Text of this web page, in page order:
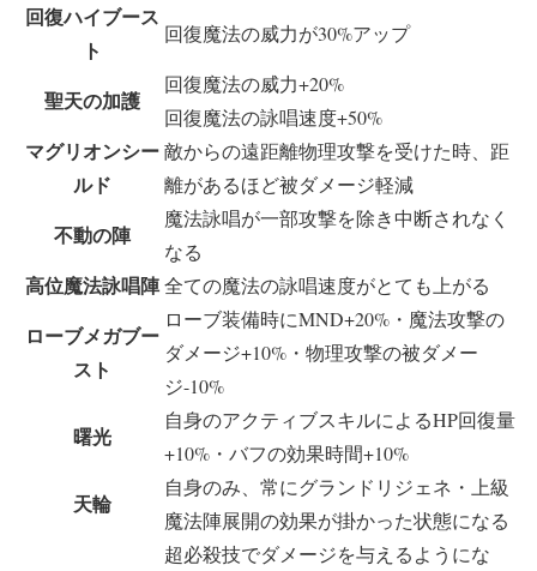
回復ハイブース
ト
回復魔法の威力が30%アップ
聖天の加護
回復魔法の威力+20%
回復魔法の詠唱速度+50%
マグリオンシー
ルド
敵からの遠距離物理攻撃を受けた時、距
離があるほど被ダメージ軽減
不動の陣
魔法詠唱が一部攻撃を除き中断されなく
なる
高位魔法詠唱陣 全ての魔法の詠唱速度がとても上がる
ローブメガブー
スト
ローブ装備時にMND+20%・魔法攻撃の
ダメージ+10%・物理攻撃の被ダメー
ジ-10%
曙光
自身のアクティブスキルによるHP回復量
+10%・バフの効果時間+10%
天輪
自身のみ、常にグランドリジェネ・上級
魔法陣展開の効果が掛かった状態になる
超必殺技でダメージを与えるようにな